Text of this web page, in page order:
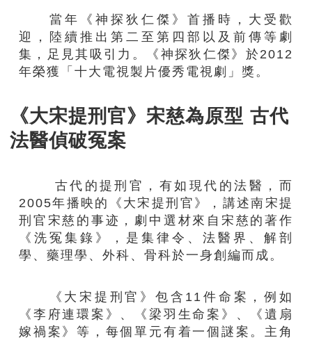
當年《神探狄仁傑》首播時，大受歡
迎，陸續推出第二至第四部以及前傳等劇
集，足見其吸引力。《神探狄仁傑》於2012
年榮獲「十大電視製片優秀電視劇」獎。
《大宋提刑官》宋慈為原型 古代
法醫偵破冤案
古代的提刑官，有如現代的法醫，而
2005年播映的《大宋提刑官》，講述南宋提
刑官宋慈的事迹，劇中選材來自宋慈的著作
《洗冤集錄》，是集律令、法醫界、解剖
學、藥理學、外科、骨科於一身創編而成。
《大宋提刑官》包含11件命案，例如
《李府連環案》、《梁羽生命案》、《遺扇
嫁禍案》等，每個單元有着一個謎案。主角